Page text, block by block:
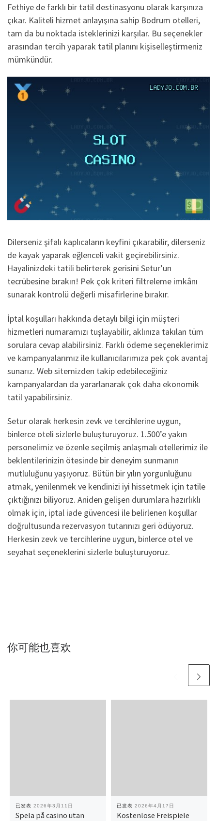
Fethiye de farklı bir tatil destinasyonu olarak karşınıza
çıkar. Kaliteli hizmet anlayışına sahip Bodrum otelleri,
tam da bu noktada isteklerinizi karşılar. Bu seçenekler
arasından tercih yaparak tatil planını kişiselleştirmeniz
mümkündür.
Dilerseniz şifalı kaplıcaların keyfini çıkarabilir, dilerseniz
de kayak yaparak eğlenceli vakit geçirebilirsiniz.
Hayalinizdeki tatili belirterek gerisini Setur’un
tecrübesine bırakın! Pek çok kriteri filtreleme imkânı
sunarak kontrolü değerli misafirlerine bırakır.
İptal koşulları hakkında detaylı bilgi için müşteri
hizmetleri numaramızı tuşlayabilir, aklınıza takılan tüm
sorulara cevap alabilirsiniz. Farklı ödeme seçeneklerimiz
ve kampanyalarımız ile kullanıcılarımıza pek çok avantaj
sunarız. Web sitemizden takip edebileceğiniz
kampanyalardan da yararlanarak çok daha ekonomik
tatil yapabilirsiniz.
Setur olarak herkesin zevk ve tercihlerine uygun,
binlerce oteli sizlerle buluşturuyoruz. 1.500’e yakın
personelimiz ve özenle seçilmiş anlaşmalı otellerimiz ile
beklentilerinizin ötesinde bir deneyim sunmanın
mutluluğunu yaşıyoruz. Bütün bir yılın yorgunluğunu
atmak, yenilenmek ve kendinizi iyi hissetmek için tatile
çıktığınızı biliyoruz. Aniden gelişen durumlara hazırlıklı
olmak için, iptal iade güvencesi ile belirlenen koşullar
doğrultusunda rezervasyon tutarınızı geri ödüyoruz.
Herkesin zevk ve tercihlerine uygun, binlerce otel ve
seyahat seçeneklerini sizlerle buluşturuyoruz.
你可能也喜欢
已发表 2026年3月11日
Spela på casino utan
已发表 2026年4月17日
Kostenlose Freispiele